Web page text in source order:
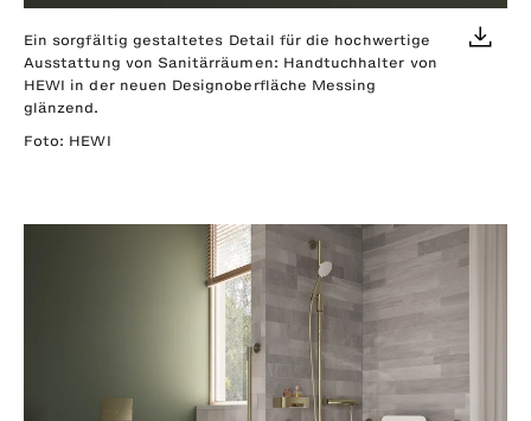
Ein sorgfältig gestaltetes Detail für die hochwertige
Ausstattung von Sanitärräumen: Handtuchhalter von
HEWI in der neuen Designoberfläche Messing
glänzend.
Foto: HEWI